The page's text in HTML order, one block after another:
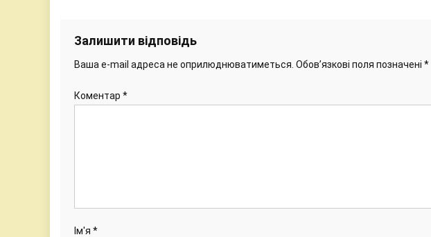
Залишити відповідь
Ваша e-mail адреса не оприлюднюватиметься. Обов’язкові поля позначені *
Коментар *
Ім'я *